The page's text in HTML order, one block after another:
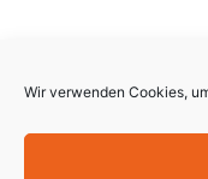
Wir verwenden Cookies,